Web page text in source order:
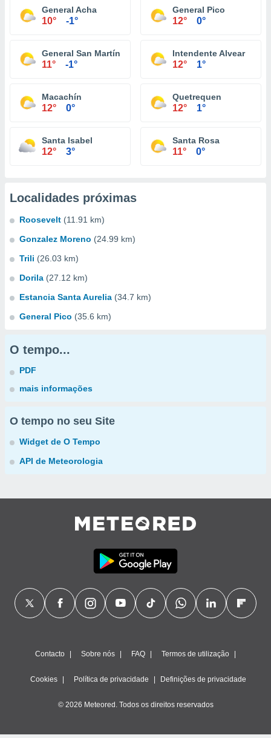
General Acha
10° -1°
General Pico
12° 0°
General San Martín
11° -1°
Intendente Alvear
12° 1°
Macachín
12° 0°
Quetrequen
12° 1°
Santa Isabel
12° 3°
Santa Rosa
11° 0°
Localidades próximas
Roosevelt (11.91 km)
Gonzalez Moreno (24.99 km)
Trili (26.03 km)
Dorila (27.12 km)
Estancia Santa Aurelia (34.7 km)
General Pico (35.6 km)
O tempo...
PDF
mais informações
O tempo no seu Site
Widget de O Tempo
API de Meteorologia
Contacto Sobre nós FAQ Termos de utilização
Cookies Política de privacidade Definições de privacidade
© 2026 Meteored. Todos os direitos reservados